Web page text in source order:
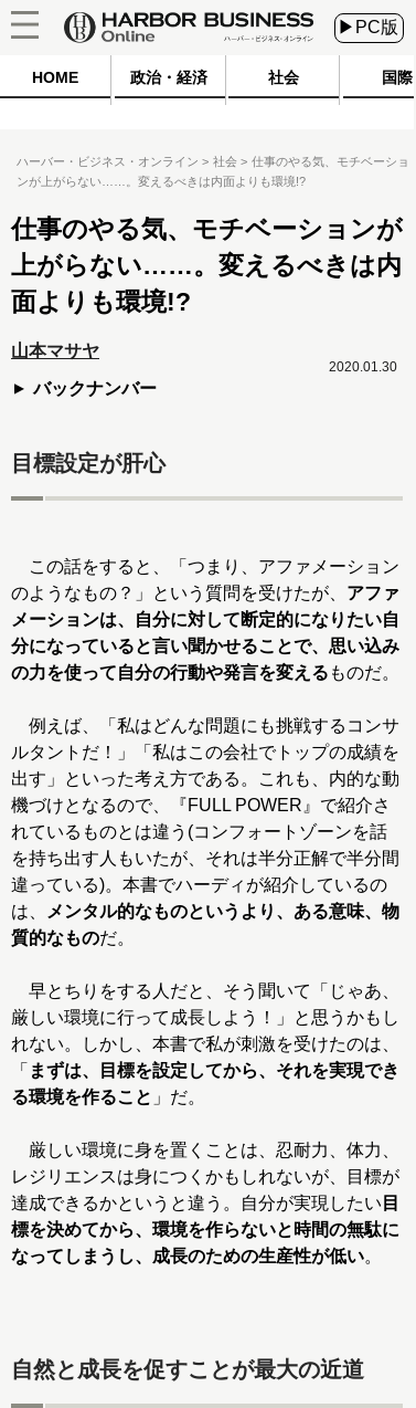
▶PC版
HOME 政治・経済 社会 国際
ハーバー・ビジネス・オンライン 社会
仕事のやる気、モチベーショ
ンが上がらない……。変えるべきは内面よりも環境!?
仕事のやる気、モチベーションが
上がらない……。変えるべきは内
面よりも環境!?
山本マサヤ
バックナンバー
2020.01.30
目標設定が肝心
この話をすると、「つまり、アファメーション
のようなもの？」という質問を受けたが、 アファ
メーションは、自分に対して断定的になりたい自
分になっていると言い聞かせることで、思い込み
の力を使って自分の行動や発言を変える ものだ。
例えば、「私はどんな問題にも挑戦するコンサ
ルタントだ！」「私はこの会社でトップの成績を
出す」といった考え方である。これも、内的な動
機づけとなるので、『FULL POWER』で紹介さ
れているものとは違う(コンフォートゾーンを話
を持ち出す人もいたが、それは半分正解で半分間
違っている)。本書でハーディが紹介しているの
は、
メンタル的なものというより、ある意味、物
質的なものだ。
早とちりをする人だと、そう聞いて「じゃあ、
厳しい環境に行って成長しよう！」と思うかもし
れない。しかし、本書で私が刺激を受けたのは、
「 まずは、目標を設定してから、それを実現でき
る環境を作ること 」だ。
厳しい環境に身を置くことは、忍耐力、体力、
レジリエンスは身につくかもしれないが、目標が
達成できるかというと違う。自分が実現したい 目
標を決めてから、環境を作らないと時間の無駄に
なってしまうし、成長のための生産性が低い。
自然と成長を促すことが最大の近道